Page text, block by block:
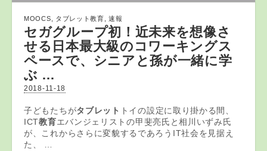
MOOCS タブレット教育 ,速報
セガグループ初！近未来を想像さ
せる日本最大級のコワーキングス
ペースで、シニアと孫が一緒に学
ぶ …
2018-11-18
子どもたちがタブレット トイの設定に取り掛かる間、
ICT教育エバンジェリストの甲斐亮氏と相川いずみ氏
が、これからさらに変貌するであろうIT社会を見据え
た、 …